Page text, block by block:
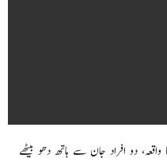
دو افراد جان سے ہاتھ دھو بیٹھے